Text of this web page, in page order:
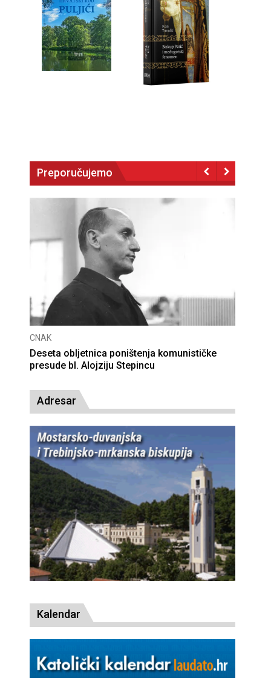
Preporučujemo
CNAK
Deseta obljetnica poništenja komunističke
presude bl. Alojziju Stepincu
Adresar
Kalendar